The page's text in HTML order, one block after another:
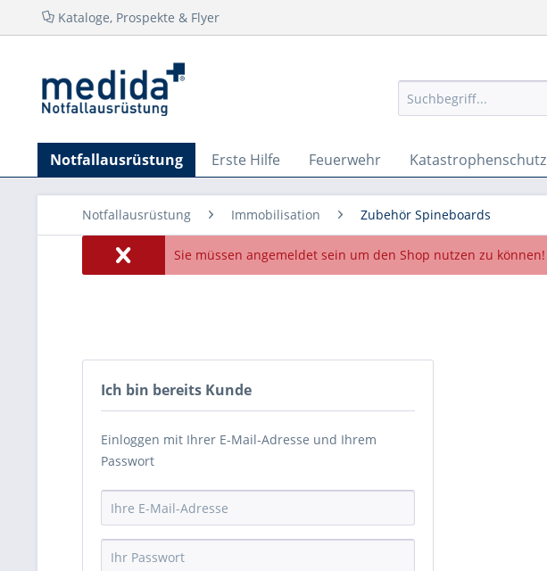
Kataloge, Prospekte & Flyer
Notfallausrüstung Erste Hilfe Feuerwehr Katastrophenschutz
Notfallausrüstung Immobilisation Zubehör Spineboards
Sie müssen angemeldet sein um den Shop nutzen zu können!
Ich bin bereits Kunde
Einloggen mit Ihrer E-Mail-Adresse und Ihrem
Passwort